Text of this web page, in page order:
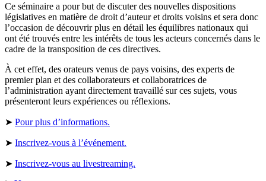
Ce séminaire a pour but de discuter des nouvelles dispositions
législatives en matière de droit d’auteur et droits voisins et sera donc
l’occasion de découvrir plus en détail les équilibres nationaux qui
ont été trouvés entre les intérêts de tous les acteurs concernés dans le
cadre de la transposition de ces directives.
À cet effet, des orateurs venus de pays voisins, des experts de
premier plan et des collaborateurs et collaboratrices de
l’administration ayant directement travaillé sur ces sujets, vous
présenteront leurs expériences ou réflexions.
➤ Pour plus d’informations.
➤ Inscrivez-vous à l’événement.
➤ Inscrivez-vous au livestreaming.